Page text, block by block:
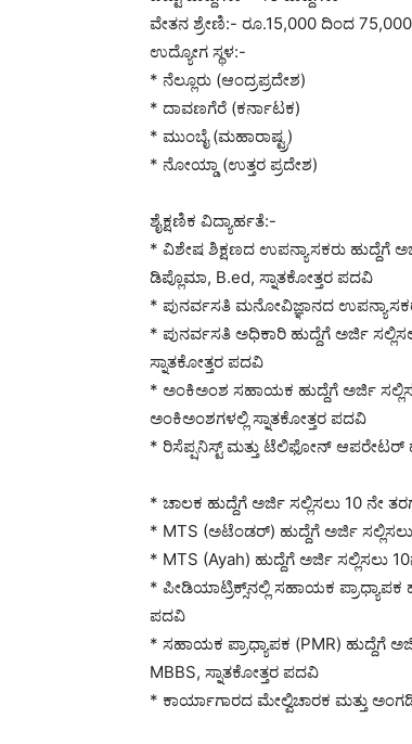
ವೇತನ ಶ್ರೇಣಿ:- ರೂ.15,000 ದಿಂದ
ಉದ್ಯೋಗ ಸ್ಥಳ:-
* ನೆಲ್ಲೂರು (ಆಂದ್ರಪ್ರದೇಶ)
* ದಾವಣಗೆರೆ (ಕರ್ನಾಟಕ)
* ಮುಂಬೈ (ಮಹಾರಾಷ್ಟ್ರ)
* ನೋಯ್ಡಾ (ಉತ್ತರ ಪ್ರದೇಶ)
ಶೈಕ್ಷಣಿಕ ವಿದ್ಯಾರ್ಹತೆ:-
* ವಿಶೇಷ ಶಿಕ್ಷಣದ ಉಪನ್ಯಾಸಕರು ಹುದ್ದೆಗೆ
ಡಿಪ್ಲೊಮಾ, B.ed, ಸ್ನಾತಕೋತ್ತರ ಪದವಿ
* ಪುನರ್ವಸತಿ ಮನೋವಿಜ್ಞಾನದ
* ಪುನರ್ವಸತಿ ಅಧಿಕಾರಿ ಹುದ್ದೆಗೆ ಅರ್ಜಿ
ಸ್ನಾತಕೋತ್ತರ ಪದವಿ
* ಅಂಕಿಅಂಶ ಸಹಾಯಕ ಹುದ್ದೆಗೆ ಅರ್ಜಿ
ಅಂಕಿಅಂಶಗಳಲ್ಲಿ ಸ್ನಾತಕೋತ್ತರ ಪದವಿ
* ರಿಸೆಪ್ಷನಿಸ್ಟ್ ಮತ್ತು ಟೆಲಿಫೋನ್ ಆಪರೇಟರ್
* ಚಾಲಕ ಹುದ್ದೆಗೆ ಅರ್ಜಿ ಸಲ್ಲಿಸಲು 10 ನೇ
* MTS (ಅಟೆಂಡರ್) ಹುದ್ದೆಗೆ ಅರ್ಜಿ
* MTS (Ayah) ಹುದ್ದೆಗೆ ಅರ್ಜಿ ಸಲ್ಲಿಸಲು
* ಪೀಡಿಯಾಟ್ರಿಕ್ಸ್‌ನಲ್ಲಿ ಸಹಾಯಕ
ಪದವಿ
* ಸಹಾಯಕ ಪ್ರಾಧ್ಯಾಪಕ (PMR) ಹುದ್ದೆಗೆ
MBBS, ಸ್ನಾತಕೋತ್ತರ ಪದವಿ
* ಕಾರ್ಯಾಗಾರದ ಮೇಲ್ವಿಚಾರಕ ಮತ್ತು